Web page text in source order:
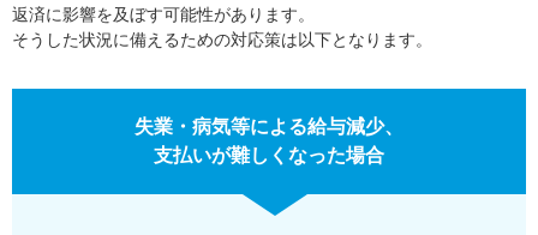
返済に影響を及ぼす可能性があります。
そうした状況に備えるための対応策は以下となります。
失業・病気等による給与減少、
支払いが難しくなった場合